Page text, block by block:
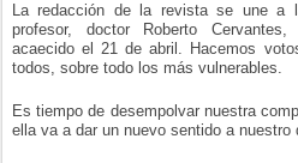
La redacción de la revista se une a
profesor, doctor Roberto
acaecido el 21 de abril. Hacemos
todos, sobre todo los más vulnerables.
Es tiempo de desempolvar nuestra
ella va a dar un nuevo sentido a nuestro